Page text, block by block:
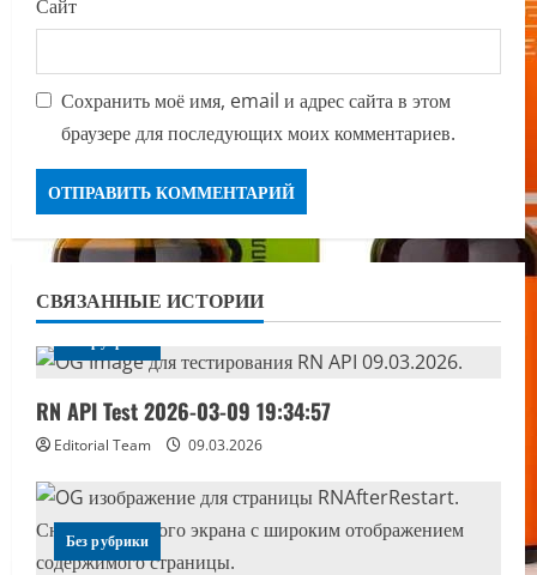
Сайт
Сохранить моё имя, email и адрес сайта в этом
браузере для последующих моих комментариев.
СВЯЗАННЫЕ ИСТОРИИ
RN API Test 2026-03-09 19:34:57
Editorial Team 09.03.2026
Без рубрики